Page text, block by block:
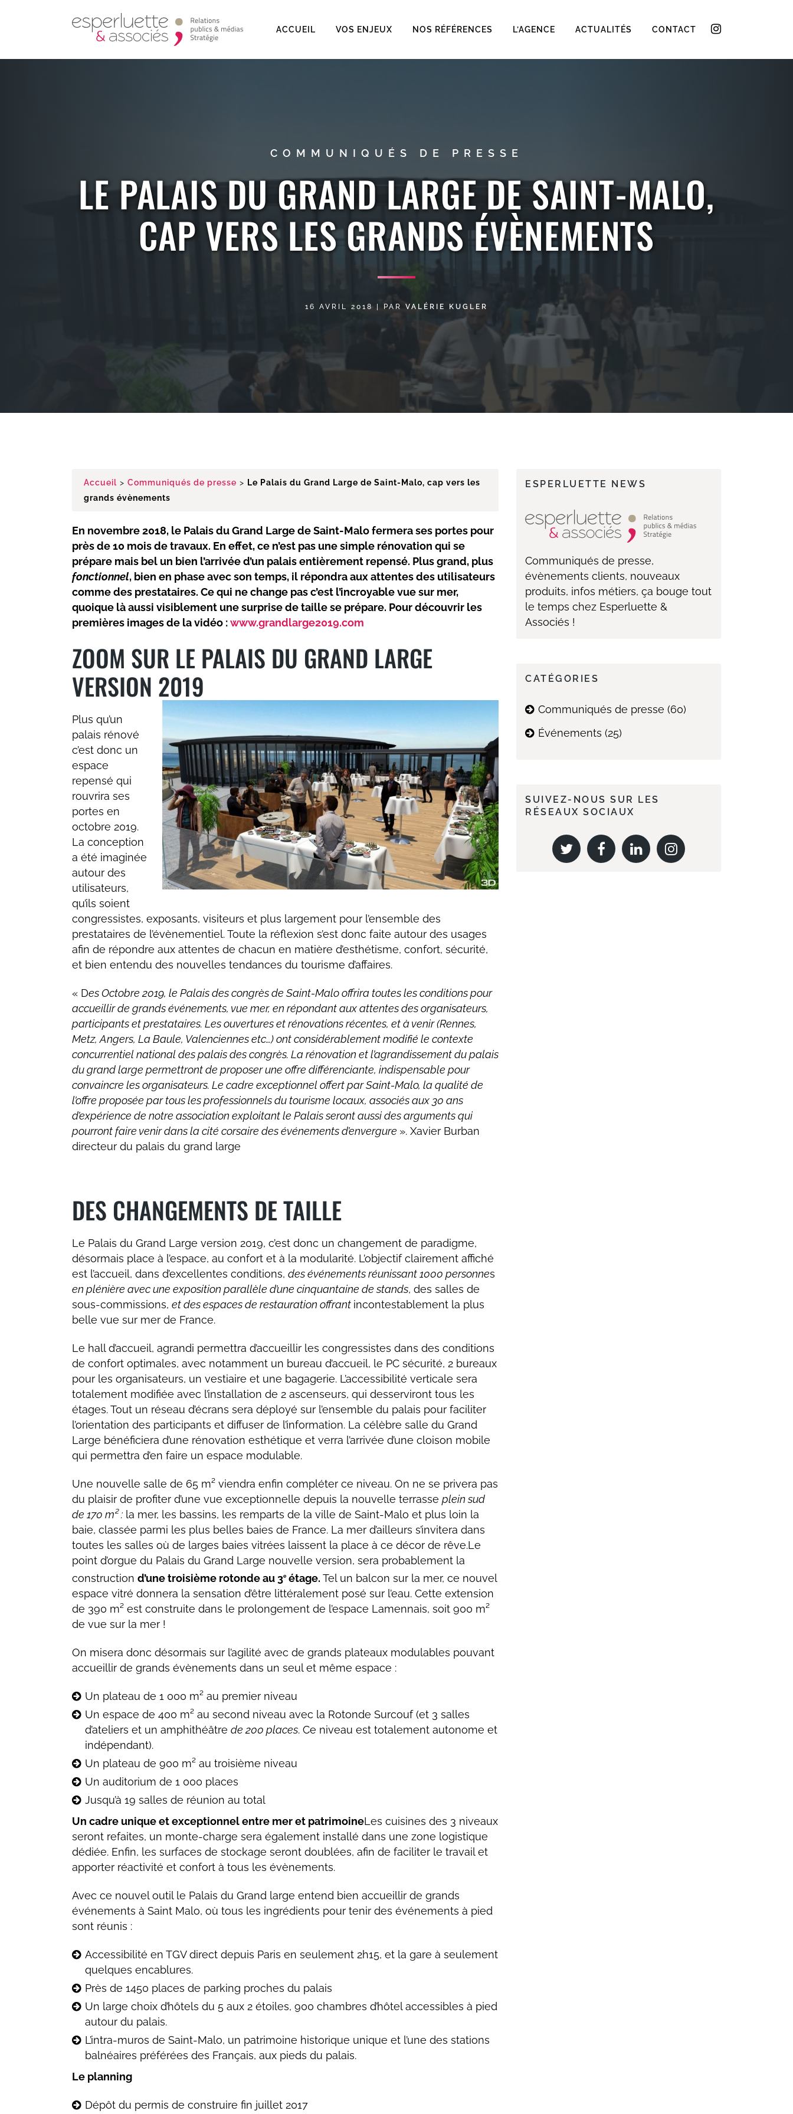
ACCUEIL VOS ENJEUX NOS RÉFÉRENCES L’AGENCE ACTUALITÉS CONTACT
COMMUNIQUÉS DE PRESSE
LE PALAIS DU GRAND LARGE DE SAINT-MALO,
CAP VERS LES GRANDS ÉVÈNEMENTS
16 AVRIL 2018 PAR VALÉRIE KUGLER
Accueil > Communiqués de presse > Le Palais du Grand Large de Saint-Malo, cap vers les
grands évènements
En novembre 2018, le Palais du Grand Large de Saint-Malo fermera ses portes pour
près de 10 mois de travaux. En effet, ce n’est pas une simple rénovation qui se
prépare mais bel un bien l’arrivée d’un palais entièrement repensé. Plus grand, plus
fonctionnel, bien en phase avec son temps, il répondra aux attentes des utilisateurs
comme des prestataires. Ce qui ne change pas c’est l’incroyable vue sur mer,
quoique là aussi visiblement une surprise de taille se prépare. Pour découvrir les
premières images de la vidéo :www.grandlarge2019.com
ZOOM SUR LE PALAIS DU GRAND LARGE
VERSION 2019
Plus qu’un
palais rénové
c’est donc un
espace
repensé qui
rouvrira ses
portes en
octobre 2019.
La conception
a été imaginée
autour des
utilisateurs,
qu’ils soient
congressistes, exposants, visiteurs et plus largement pour l’ensemble des
prestataires de l’évènementiel. Toute la réflexion s’est donc faite autour des usages
afin de répondre aux attentes de chacun en matière d’esthétisme, confort, sécurité,
et bien entendu des nouvelles tendances du tourisme d’affaires.
« Des Octobre 2019, le Palais des congrès de Saint-Malo offrira toutes les conditions pour
accueillir de grands événements, vue mer, en répondant aux attentes des organisateurs,
participants et prestataires. Les ouvertures et rénovations récentes, et à venir (Rennes,
Metz, Angers, La Baule, Valenciennes etc…) ont considérablement modifié le contexte
concurrentiel national des palais des congrès. La rénovation et l’agrandissement du palais
du grand large permettront de proposer une offre différenciante, indispensable pour
convaincre les organisateurs. Le cadre exceptionnel offert par Saint-Malo, la qualité de
l’offre proposée par tous les professionnels du tourisme locaux, associés aux 30 ans
d’expérience de notre association exploitant le Palais seront aussi des arguments qui
pourront faire venir dans la cité corsaire des événements d’envergure ». Xavier Burban
directeur du palais du grand large
DES CHANGEMENTS DE TAILLE
Le Palais du Grand Large version 2019, c’est donc un changement de paradigme,
désormais place à l’espace, au confort et à la modularité. L’objectif clairement affiché
est l’accueil, dans d’excellentes conditions, des événements réunissant 1000 personnes
en plénière avec une exposition parallèle d’une cinquantaine de stands, des salles de
sous-commissions, et des espaces de restauration offrant incontestablement la plus
belle vue sur mer de France.
Le hall d’accueil, agrandi permettra d’accueillir les congressistes dans des conditions
de confort optimales, avec notamment un bureau d’accueil, le PC sécurité, 2 bureaux
pour les organisateurs, un vestiaire et une bagagerie. L’accessibilité verticale sera
totalement modifiée avec l’installation de 2 ascenseurs, qui desserviront tous les
étages. Tout un réseau d’écrans sera déployé sur l’ensemble du palais pour faciliter
l’orientation des participants et diffuser de l’information. La célèbre salle du Grand
Large bénéficiera d’une rénovation esthétique et verra l’arrivée d’une cloison mobile
qui permettra d’en faire un espace modulable.
Une nouvelle salle de 65 m² viendra enfin compléter ce niveau. On ne se privera pas
du plaisir de profiter d’une vue exceptionnelle depuis la nouvelle terrasse plein sud
de 170 m² : la mer, les bassins, les remparts de la ville de Saint-Malo et plus loin la
baie, classée parmi les plus belles baies de France. La mer d’ailleurs s’invitera dans
toutes les salles où de larges baies vitrées laissent la place à ce décor de rêve.Le
point d’orgue du Palais du Grand Large nouvelle version, sera probablement la
construction d’une troisième rotonde au 3eétage. Tel un balcon sur la mer, ce nouvel
espace vitré donnera la sensation d’être littéralement posé sur l’eau. Cette extension
de 390 m² est construite dans le prolongement de l’espace Lamennais, soit 900 m²
de vue sur la mer !
On misera donc désormais sur l’agilité avec de grands plateaux modulables pouvant
accueillir de grands évènements dans un seul et même espace :
Un plateau de 1 000 m² au premier niveau
Un espace de 400 m² au second niveau avec la Rotonde Surcouf (et 3 salles
d’ateliers et un amphithéâtre de 200 places. Ce niveau est totalement autonome et
indépendant).
Un plateau de 900 m² au troisième niveau
Un auditorium de 1 000 places
Jusqu’à 19 salles de réunion au total
Un cadre unique et exceptionnel entre mer et patrimoineLes cuisines des 3 niveaux
seront refaites, un monte-charge sera également installé dans une zone logistique
dédiée. Enfin, les surfaces de stockage seront doublées, afin de faciliter le travail et
apporter réactivité et confort à tous les évènements.
Avec ce nouvel outil le Palais du Grand large entend bien accueillir de grands
événements à Saint Malo, où tous les ingrédients pour tenir des événements à pied
sont réunis :
Accessibilité en TGV direct depuis Paris en seulement 2h15, et la gare à seulement
quelques encablures.
Près de 1450 places de parking proches du palais
Un large choix d’hôtels du 5 aux 2 étoiles, 900 chambres d’hôtel accessibles à pied
autour du palais.
L’intra-muros de Saint-Malo, un patrimoine historique unique et l’une des stations
balnéaires préférées des Français, aux pieds du palais.
Le planning
Dépôt du permis de construire fin juillet 2017
ESPERLUETTE NEWS
Communiqués de presse,
évènements clients, nouveaux
produits, infos métiers, ça bouge tout
le temps chez Esperluette &
Associés !
CATÉGORIES
Communiqués de presse (60)
Événements (25)
SUIVEZ-NOUS SUR LES
RÉSEAUX SOCIAUX